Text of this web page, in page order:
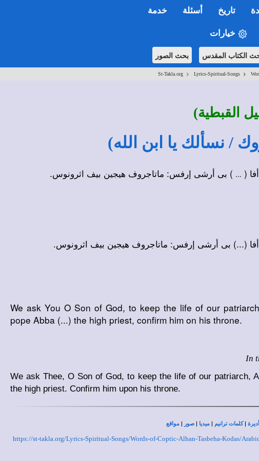
تاريخ أسئلة خدمة
خيارات
الكتاب المقدس بحث الصور
St-Takla.org > Lyrics-Spiritual-Songs >
القبطية)
(
... ) بى أرشى إرفس: ماتاجروف هيجين بيف اثرونوس.
(...) بى أرشى إرفس: ماتاجروف هيجين بيف اثرونوس.
We ask You O Son of God, to keep the life of our
pope Abba (...) the high priest, confirm him on his throne.
In
We ask Thee, O Son of God, to keep the life of our patriarch,
the high priest. Confirm him upon his throne.
أديرة |كلمات ترانيم |ميديا |صور |مواقع
https://st-takla.org/Lyrics-Spiritual-Songs/Words-of-Coptic-Alhan-Tasbeha-Kodas/